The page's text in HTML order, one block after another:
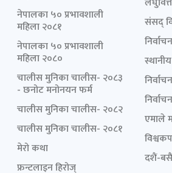
नेपालका ५० प्रभावशाली
महिला २०८१
नेपालका ५० प्रभावशाली
महिला २०८०
चालीस मुनिका चालीस- २०८३
- छनोट मनोनयन फर्म
चालीस मुनिका चालीस- २०८२
चालीस मुनिका चालीस- २०८१
मेरो कथा
फ्रन्टलाइन हिरोज्
संसद्
एमाले
दशैं-